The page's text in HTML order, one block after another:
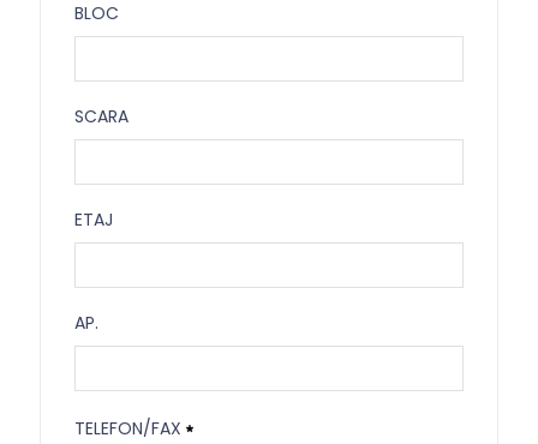
Necesitat
BLOC
SCARA
ETAJ
AP.
TELEFON/FAX